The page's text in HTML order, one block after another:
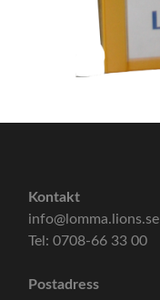
Kontakt
info@lomma.lions.se
Tel: 0708-66 33 00
Postadress